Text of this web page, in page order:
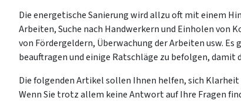
Die energetische Sanierung wird allzu oft mit einem
Arbeiten, Suche nach Handwerkern und Einholen von
von Fördergeldern, Überwachung der Arbeiten usw.
beauftragen und einige Ratschläge zu befolgen,
Die folgenden Artikel sollen Ihnen helfen, sich
Wenn Sie trotz allem keine Antwort auf Ihre Fragen